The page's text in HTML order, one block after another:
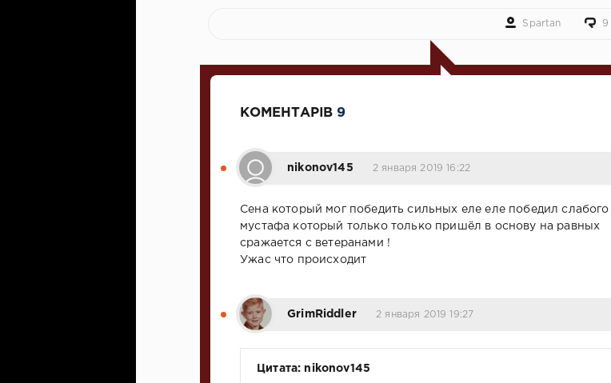
Spartan 9
КОМЕНТАРІВ 9
nikonov145 2 января 2019 16:22
Сена который мог победить сильных еле еле победил слабого ,
мустафа который только только пришёл в основу на равных
сражается с ветеранами !
Ужас что происходит
GrimRiddler 2 января 2019 19:27
Цитата: nikonov145